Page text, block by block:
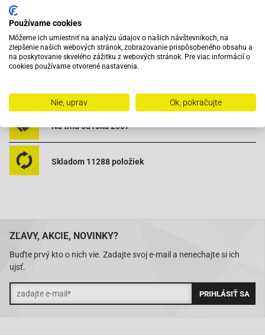
Cena za 2ks
Vybavený servis s odborným vyškoleným personálom
Na trhu od roku 2007
Skladom 11288 položiek
ZĽAVY, AKCIE, NOVINKY?
Buďte prvý kto o nich vie. Zadajte svoj e-mail a nenechajte si ich
ujsť.
Používame cookies
Môžeme ich umiestniť na analýzu údajov o našich návštevníkoch, na
zlepšenie našich webových stránok, zobrazovanie prispôsobeného obsahu a
na poskytovanie skvelého zážitku z webových stránok. Pre viac informácií o
cookies používame otvorené nastavenia.
Nie, uprav Ok, pokračujte